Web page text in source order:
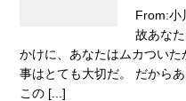
From:小
故あな
かけに、あなたはムカつい
事はとても大切だ。 だから
この [...]